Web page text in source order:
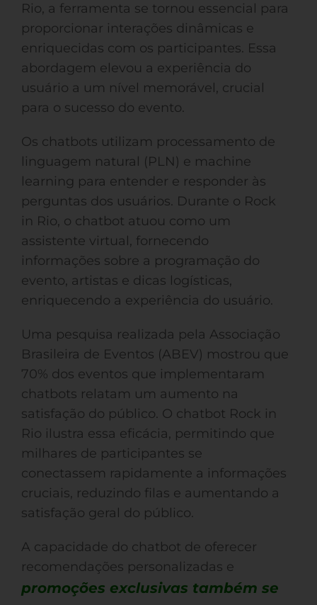
Rio, a ferramenta se tornou essencial para
proporcionar interações dinâmicas e
enriquecidas com os participantes. Essa
abordagem elevou a experiência do
usuário a um nível memorável, crucial
para o sucesso do evento.
Os chatbots utilizam processamento de
linguagem natural (PLN) e machine
learning para entender e responder às
perguntas dos usuários. Durante o Rock
in Rio, o chatbot atuou como um
assistente virtual, fornecendo
informações sobre a programação do
evento, artistas e dicas logísticas,
enriquecendo a experiência do usuário.
Uma pesquisa realizada pela Associação
Brasileira de Eventos (ABEV) mostrou que
70% dos eventos que implementaram
chatbots relatam um aumento na
satisfação do público. O chatbot Rock in
Rio ilustra essa eficácia, permitindo que
milhares de participantes se
conectassem rapidamente a informações
cruciais, reduzindo filas e aumentando a
satisfação geral do público.
A capacidade do chatbot de oferecer
recomendações personalizadas e
promoções exclusivas também se